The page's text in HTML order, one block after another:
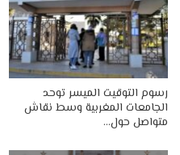
رسوم التوقيت الميسر توحد
الجامعات المغربية وسط نقاش
متواصل حول…